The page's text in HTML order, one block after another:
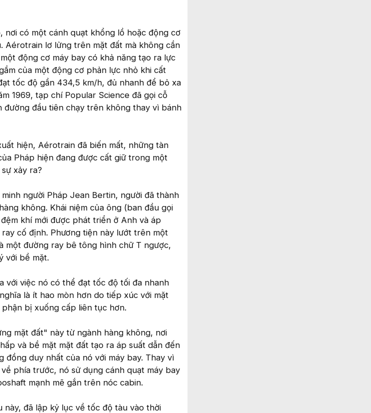
có một cánh quạt khổng lồ hoặc động cơ
lơ lửng trên mặt đất mà không cần
động cơ máy bay có khả năng tạo ra lực
của một động cơ phản lực nhỏ khi cất
tốc độ gần 434,5 km/h, đủ nhanh để bỏ xa
1969, tạp chí Popular Science đã gọi cỗ
đường đầu tiên chạy trên không thay vì bánh
hiện, Aérotrain đã biến mất, những tàn
Pháp hiện đang được cất giữ trong một
xảy ra?
người Pháp Jean Bertin, người đã thành
không. Khái niệm của ông (ban đầu gọi
khí mới được phát triển ở Anh và áp
cố định. Phương tiện này lướt trên một
một đường ray bê tông hình chữ T ngược,
với bề mặt.
với việc nó có thể đạt tốc độ tối đa nhanh
là ít hao mòn hơn do tiếp xúc với mặt
bị xuống cấp liên tục hơn.
mặt đất" này từ ngành hàng không, nơi
và bề mặt mặt đất tạo ra áp suất dẫn đến
đồng duy nhất của nó với máy bay. Thay vì
phía trước, nó sử dụng cánh quạt máy bay
mạnh mẽ gắn trên nóc cabin.
đã lập kỷ lục về tốc độ tàu vào thời